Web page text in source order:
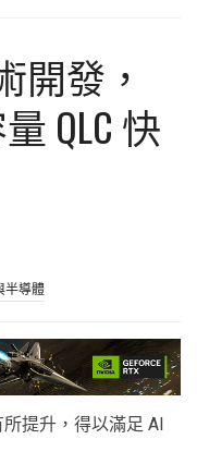
開發，
QLC 快
半導體
提升，得以滿足 AI